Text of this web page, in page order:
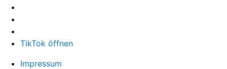
TikTok öffnen
Impressum